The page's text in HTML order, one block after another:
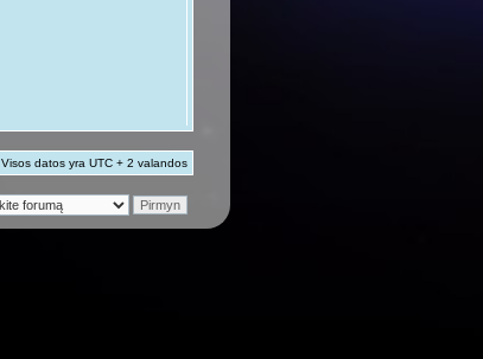
Visos datos yra UTC + 2 valandos